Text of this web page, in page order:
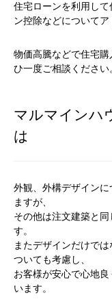
住宅ローンを利用し
ン控除などについてア
物価高騰などで住宅
ひ一度ご相談ください
マルマインハ
は
外観、外構デザイン
ますが、
その他は注文建築と
す。
またデザインだけで
ついても考慮し、
お客様が安心で心地
います。